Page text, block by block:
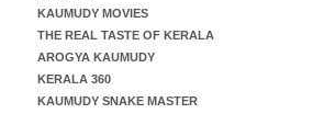
KAUMUDY MOVIES
THE REAL TASTE OF KERALA
AROGYA KAUMUDY
KERALA 360
KAUMUDY SNAKE MASTER